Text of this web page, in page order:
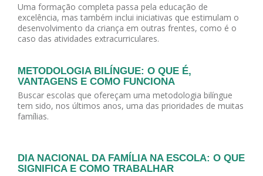
Uma formação completa passa pela educação de
excelência, mas também inclui iniciativas que estimulam o
desenvolvimento da criança em outras frentes, como é o
caso das atividades extracurriculares.
METODOLOGIA BILÍNGUE: O QUE É,
VANTAGENS E COMO FUNCIONA
Buscar escolas que ofereçam uma metodologia bilíngue
tem sido, nos últimos anos, uma das prioridades de muitas
famílias.
DIA NACIONAL DA FAMÍLIA NA ESCOLA: O QUE
SIGNIFICA E COMO TRABALHAR